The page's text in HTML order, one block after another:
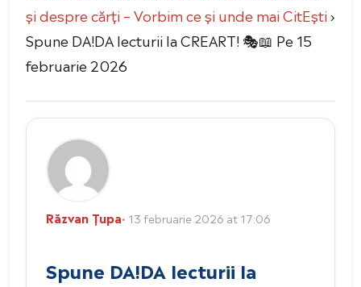
şi despre cărți – Vorbim ce şi unde mai CitEşti›
Spune DA!DA lecturii la CREART! 🎭📖 Pe 15
februarie 2026
Răzvan Țupa• 13 februarie 2026 at 17:06
Spune DA!DA lecturii la